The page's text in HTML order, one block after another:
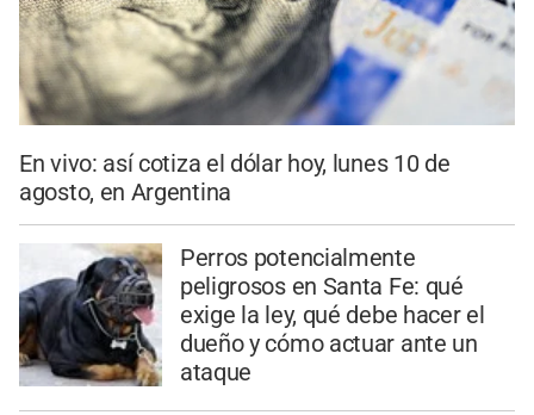
En vivo: así cotiza el dólar hoy, lunes 10 de
agosto, en Argentina
Perros potencialmente
peligrosos en Santa Fe: qué
exige la ley, qué debe hacer el
dueño y cómo actuar ante un
ataque